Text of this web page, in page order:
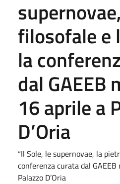
filosofale e
la
dal GAEEB
16 aprile a
D’Oria
“Il Sole, le supernovae, la
conferenza curata dal
Palazzo D’Oria